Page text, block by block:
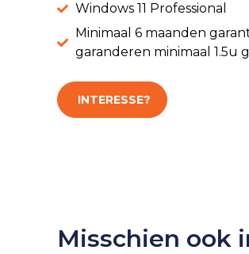
Windows 11 Professional
Minimaal 6 maanden
garanderen minimaal 1.5u
INTERESSE?
Misschien ook